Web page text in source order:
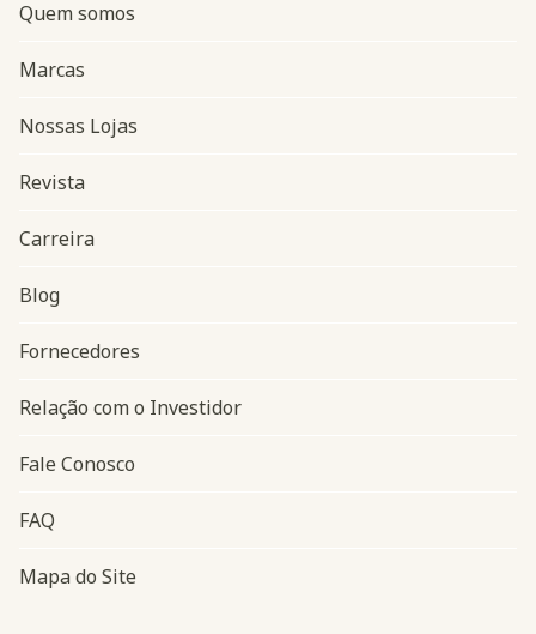
Navegação do rodapé
Quem somos
Marcas
Nossas Lojas
Revista
Carreira
Blog
Fornecedores
Relação com o Investidor
Fale Conosco
FAQ
Mapa do Site